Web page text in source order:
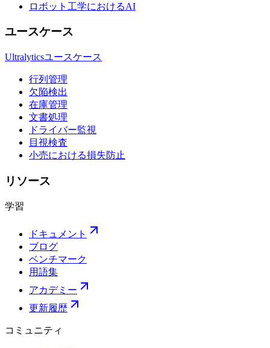
ロボット工学におけるAI
ユースケース
Ultralyticsユースケース
行列管理
欠陥検出
在庫管理
文書処理
ドライバー監視
目視検査
小売における損失防止
リソース
学習
ドキュメント
ブログ
ベンチマーク
用語集
アカデミー
更新履歴
コミュニティ